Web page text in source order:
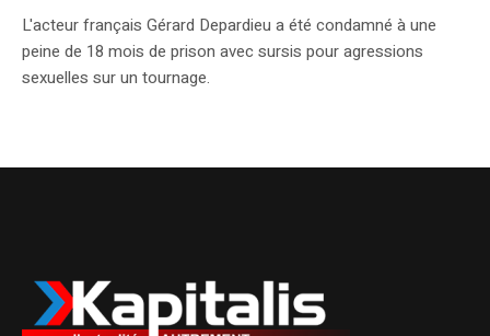
L'acteur français Gérard Depardieu a été condamné à une
peine de 18 mois de prison avec sursis pour agressions
sexuelles sur un tournage.